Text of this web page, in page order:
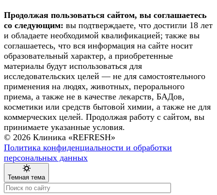
Продолжая пользоваться сайтом, вы соглашаетесь
со следующим: вы подтверждаете, что достигли 18 лет
и обладаете необходимой квалификацией; также вы
соглашаетесь, что вся информация на сайте носит
образовательный характер, а приобретенные
материалы будут использоваться для
исследовательских целей — не для самостоятельного
применения на людях, животных, перорального
приема, а также не в качестве лекарств, БАДов,
косметики или средств бытовой химии, а также не для
коммерческих целей. Продолжая работу с сайтом, вы
принимаете указанные условия.
© 2026 Клиника «REFRESH»
Политика конфиденциальности и обработки
персональных данных
Темная тема